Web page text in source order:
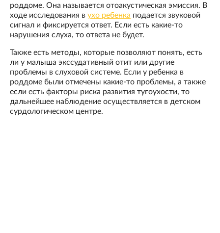
роддоме. Она называется отоакустическая эмиссия. В
ходе исследования в ухо ребенка подается звуковой
сигнал и фиксируется ответ. Если есть какие-то
нарушения слуха, то ответа не будет.
Также есть методы, которые позволяют понять, есть
ли у малыша экссудативный отит или другие
проблемы в слуховой системе. Если у ребенка в
роддоме были отмечены какие-то проблемы, а также
если есть факторы риска развития тугоухости, то
дальнейшее наблюдение осуществляется в детском
сурдологическом центре.